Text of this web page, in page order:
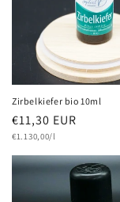
e
:
Zirbelkiefer bio 10ml
Normaler
Preis
€11,30 EUR
Grundpreis
€1.130,00/l